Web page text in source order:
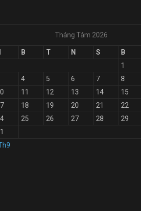
Tháng Tám 2026
B T N S B
1
4 5 6 7 8
11 12 13 14 15
18 19 20 21 22
25 26 27 28 29